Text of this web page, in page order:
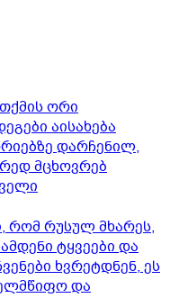
ორი
აისახება
დარჩენილ,
მცხოვრებ
რომ რუსულ მხარეს,
ტყვეები და
ხვრეტდნენ, ეს
და